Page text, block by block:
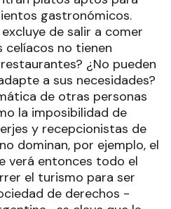
gastronómicos.
de salir a comer
celíacos no tienen
¿No pueden
a sus necesidades?
de otras personas
la imposibilidad de
y recepcionistas de
dominan, por ejemplo, el
verá entonces todo el
el turismo para ser
de derechos -